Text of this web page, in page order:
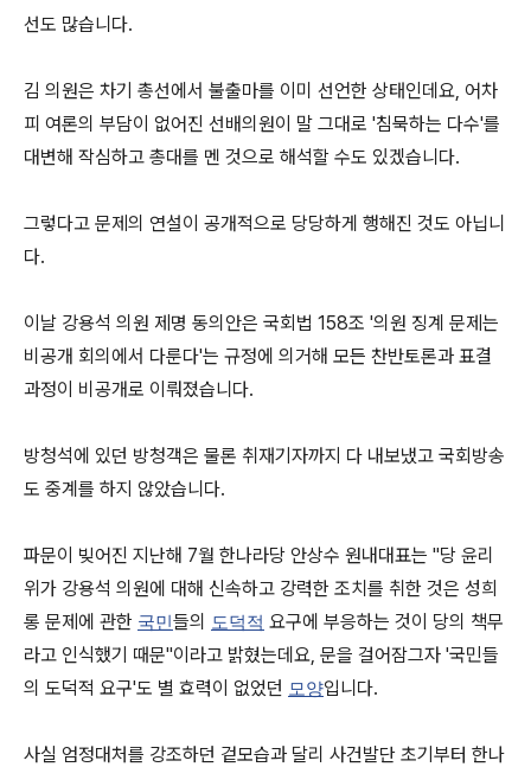
선도 많습니다.
김 의원은 차기 총선에서 불출마를 이미 선언한 상태인데요, 어차
피 여론의 부담이 없어진 선배의원이 말 그대로 '침묵하는 다수'를
대변해 작심하고 총대를 멘 것으로 해석할 수도 있겠습니다.
그렇다고 문제의 연설이 공개적으로 당당하게 행해진 것도 아닙니
다.
이날 강용석 의원 제명 동의안은 국회법 158조 '의원 징계 문제는
비공개 회의에서 다룬다'는 규정에 의거해 모든 찬반토론과 표결
과정이 비공개로 이뤄졌습니다.
방청석에 있던 방청객은 물론 취재기자까지 다 내보냈고 국회방송
도 중계를 하지 않았습니다.
파문이 빚어진 지난해 7월 한나라당 안상수 원내대표는 "당 윤리
위가 강용석 의원에 대해 신속하고 강력한 조치를 취한 것은 성희
롱 문제에 관한 국민 들의 도덕적 요구에 부응하는 것이 당의 책무
라고 인식했기 때문"이라고 밝혔는데요, 문을 걸어잠그자 '국민들
의 도덕적 요구'도 별 효력이 없었던 모양입니다.
사실 엄정대처를 강조하던 겉모습과 달리 사건발단 초기부터 한나